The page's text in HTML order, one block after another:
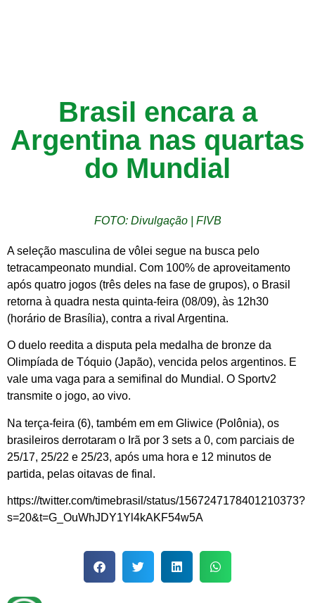
Brasil encara a
Argentina nas quartas
do Mundial
FOTO: Divulgação | FIVB
A seleção masculina de vôlei segue na busca pelo
tetracampeonato mundial. Com 100% de aproveitamento
após quatro jogos (três deles na fase de grupos), o Brasil
retorna à quadra nesta quinta-feira (08/09), às 12h30
(horário de Brasília), contra a rival Argentina.
O duelo reedita a disputa pela medalha de bronze da
Olimpíada de Tóquio (Japão), vencida pelos argentinos. E
vale uma vaga para a semifinal do Mundial. O Sportv2
transmite o jogo, ao vivo.
Na terça-feira (6), também em em Gliwice (Polônia), os
brasileiros derrotaram o Irã por 3 sets a 0, com parciais de
25/17, 25/22 e 25/23, após uma hora e 12 minutos de
partida, pelas oitavas de final.
https://twitter.com/timebrasil/status/1567247178401210373?
s=20&t=G_OuWhJDY1Yl4kAKF54w5A